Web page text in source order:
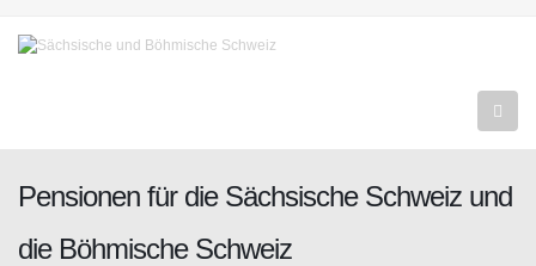
Pensionen für die Sächsische Schweiz und
die Böhmische Schweiz